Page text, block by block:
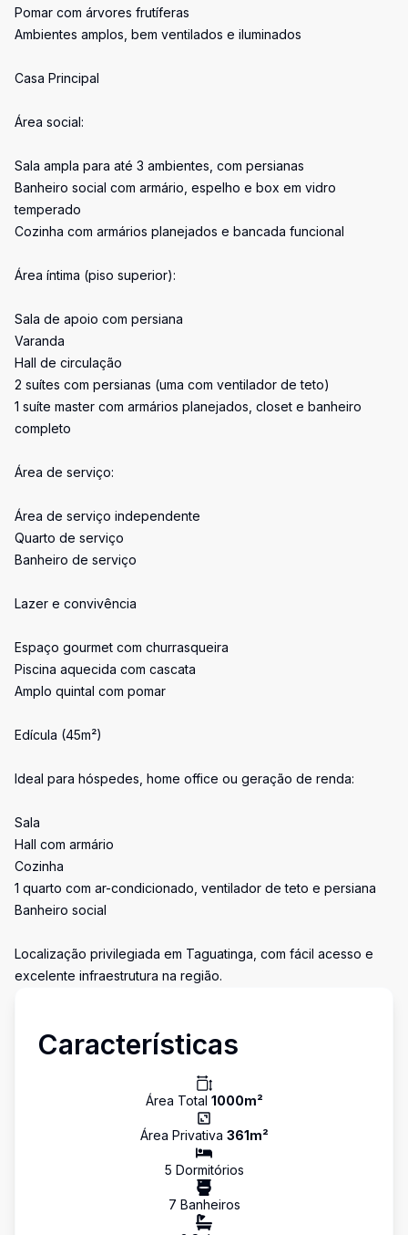
Pomar com árvores frutíferas
Ambientes amplos, bem ventilados e iluminados
Casa Principal
Área social:
Sala ampla para até 3 ambientes, com persianas
Banheiro social com armário, espelho e box em vidro
temperado
Cozinha com armários planejados e bancada funcional
Área íntima (piso superior):
Sala de apoio com persiana
Varanda
Hall de circulação
2 suítes com persianas (uma com ventilador de teto)
1 suíte master com armários planejados, closet e banheiro
completo
Área de serviço:
Área de serviço independente
Quarto de serviço
Banheiro de serviço
Lazer e convivência
Espaço gourmet com churrasqueira
Piscina aquecida com cascata
Amplo quintal com pomar
Edícula (45m²)
Ideal para hóspedes, home office ou geração de renda:
Sala
Hall com armário
Cozinha
1 quarto com ar-condicionado, ventilador de teto e persiana
Banheiro social
Localização privilegiada em Taguatinga, com fácil acesso e
excelente infraestrutura na região.
Características
Área Total 1000m²
Área Privativa 361m²
5 Dormitórios
7 Banheiros